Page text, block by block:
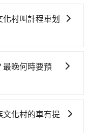
），最重要的是你
隨借的iRent應該是
費預估為
日、車款差異、抵
只提供最基本的
這類乘坐體驗較
村叫計程車划
，如果在路邊攔不
選假日飯店附近的
更便宜。但如果要
約340輛，數量約為
最晚何時要預
地點或地址，三秒
完乘客資料與線上
化村的車有提